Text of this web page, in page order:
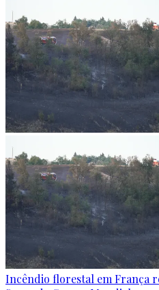
Incêndio florestal em França